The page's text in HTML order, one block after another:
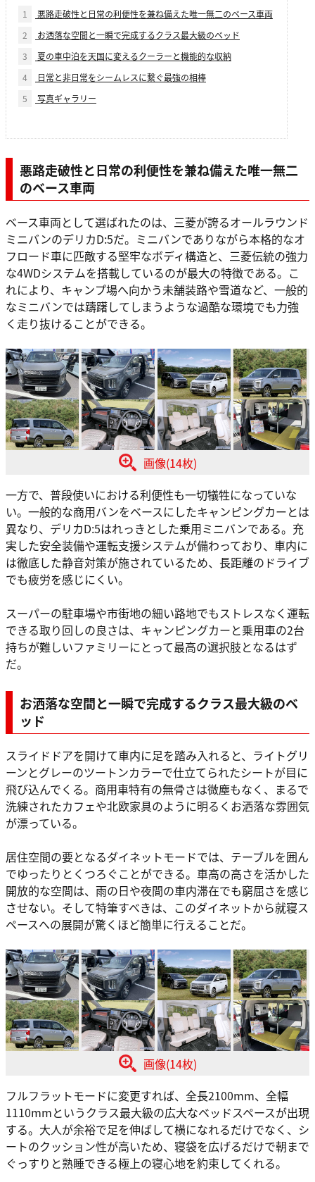
1
悪路走破性と日常の利便性を兼ね備えた唯一無二のベース車両
2
お洒落な空間と一瞬で完成するクラス最大級のベッド
3
夏の車中泊を天国に変えるクーラーと機能的な収納
4
日常と非日常をシームレスに繋ぐ最強の相棒
5
写真ギャラリー
悪路走破性と日常の利便性を兼ね備えた唯一無二
のベース車両
ベース車両として選ばれたのは、三菱が誇るオールラウンド
ミニバンのデリカD:5だ。ミニバンでありながら本格的なオ
フロード車に匹敵する堅牢なボディ構造と、三菱伝統の強力
な4WDシステムを搭載しているのが最大の特徴である。こ
れにより、キャンプ場へ向かう未舗装路や雪道など、一般的
なミニバンでは躊躇してしまうような過酷な環境でも力強
く走り抜けることができる。
画像(14枚)
一方で、普段使いにおける利便性も一切犠牲になっていな
い。一般的な商用バンをベースにしたキャンピングカーとは
異なり、デリカD:5はれっきとした乗用ミニバンである。充
実した安全装備や運転支援システムが備わっており、車内に
は徹底した静音対策が施されているため、長距離のドライブ
でも疲労を感じにくい。
スーパーの駐車場や市街地の細い路地でもストレスなく運転
できる取り回しの良さは、キャンピングカーと乗用車の2台
持ちが難しいファミリーにとって最高の選択肢となるはず
だ。
お洒落な空間と一瞬で完成するクラス最大級のベ
ッド
スライドドアを開けて車内に足を踏み入れると、ライトグリ
ーンとグレーのツートンカラーで仕立てられたシートが目に
飛び込んでくる。商用車特有の無骨さは微塵もなく、まるで
洗練されたカフェや北欧家具のように明るくお洒落な雰囲気
が漂っている。
居住空間の要となるダイネットモードでは、テーブルを囲ん
でゆったりとくつろぐことができる。車高の高さを活かした
開放的な空間は、雨の日や夜間の車内滞在でも窮屈さを感じ
させない。そして特筆すべきは、このダイネットから就寝ス
ペースへの展開が驚くほど簡単に行えることだ。
画像(14枚)
フルフラットモードに変更すれば、全長2100mm、全幅
1110mmというクラス最大級の広大なベッドスペースが出現
する。大人が余裕で足を伸ばして横になれるだけでなく、シ
ートのクッション性が高いため、寝袋を広げるだけで朝まで
ぐっすりと熟睡できる極上の寝心地を約束してくれる。